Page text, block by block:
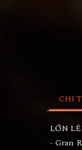
CHI
LỚN
- Gran